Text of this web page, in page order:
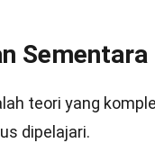
Sementara
teori yang
dipelajari.